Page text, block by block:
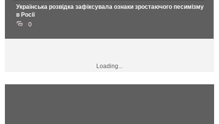
Українська розвідка зафіксувала ознаки зростаючого песимізму
в Росії
0
Loading...